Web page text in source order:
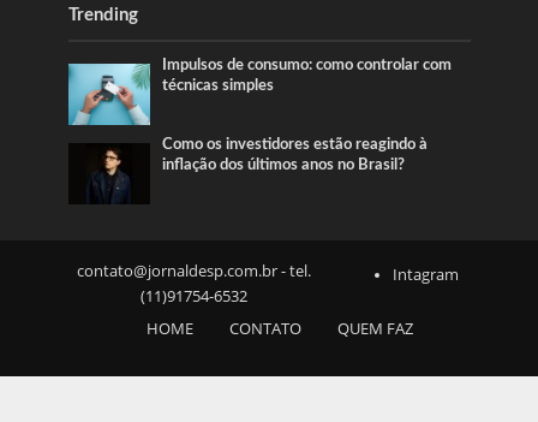
Trending
Impulsos de consumo: como controlar com
técnicas simples
Como os investidores estão reagindo à
inflação dos últimos anos no Brasil?
contato@jornaldesp.com.br- tel.
(11)91754-6532
Intagram
HOME CONTATO QUEM FAZ